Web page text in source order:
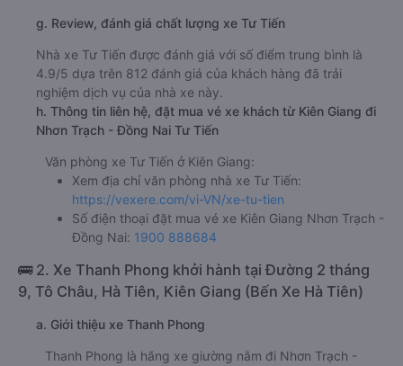
g. Review, đánh giá chất lượng xe Tư Tiến
Nhà xe Tư Tiến được đánh giá với số điểm trung bình là
4.9/5 dựa trên 812 đánh giá của khách hàng đã trải
nghiệm dịch vụ của nhà xe này.
h. Thông tin liên hệ, đặt mua vé xe khách từ Kiên Giang đi
Nhơn Trạch - Đồng Nai Tư Tiến
Văn phòng xe Tư Tiến ở Kiên Giang:
Xem địa chỉ văn phòng nhà xe Tư Tiến:
https://vexere.com/vi-VN/xe-tu-tien
Số điện thoại đặt mua vé xe Kiên Giang Nhơn Trạch -
Đồng Nai: 1900 888684
🚌 2. Xe Thanh Phong khởi hành tại Đường 2 tháng
9, Tô Châu, Hà Tiên, Kiên Giang (Bến Xe Hà Tiên)
a. Giới thiệu xe Thanh Phong
Thanh Phong là hãng xe giường nằm đi Nhơn Trạch -